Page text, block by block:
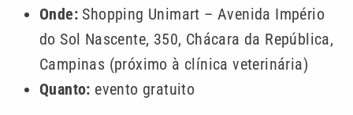
Onde: Shopping Unimart – Avenida Império
do Sol Nascente, 350, Chácara da República,
Campinas (próximo à clínica veterinária)
Quanto: evento gratuito